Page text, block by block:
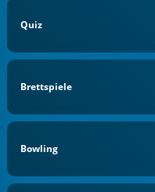
Quiz
Brettspiele
Bowling